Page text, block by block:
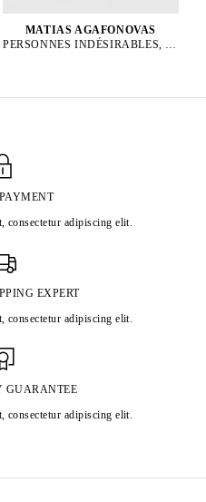
MATIAS AGAFONOVAS
PERSONNES INDÉSIRABLES, 2025
consectetur adipiscing elit.
EXPERT
consectetur adipiscing elit.
GUARANTEE
consectetur adipiscing elit.